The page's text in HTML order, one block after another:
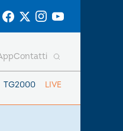
TG2000 LIVE
Contatti